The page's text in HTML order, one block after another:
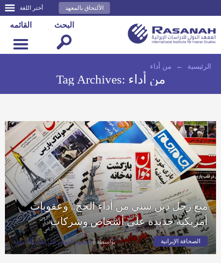
أختر اللغة الألتحاق بالمعهد
القائمه البحث
الرئيسية ← من أداء
Tag Archives: من أداء
منع رجل دين سني من أداء الحج.. وعقوبات
أمريكية جديدة على أشخاص وشركات
الصحافة الإيرانية بواسطة المعهد الدولي للدراسات الإيرانية